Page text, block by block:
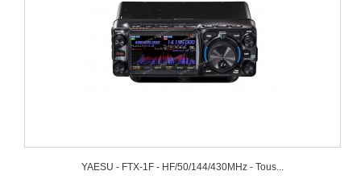
YAESU - FTX-1F - HF/50/144/430MHz - Tous...